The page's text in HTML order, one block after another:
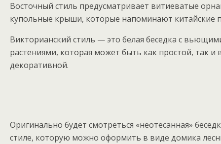
Восточный стиль предусматривает витиеватые
купольные крыши, которые напоминают китайские
Викторианский стиль — это белая беседка с
растениями, которая может быть как простой, так и
декоративной.
Оригинально будет смотреться «неотесанная»
стиле, которую можно оформить в виде домика